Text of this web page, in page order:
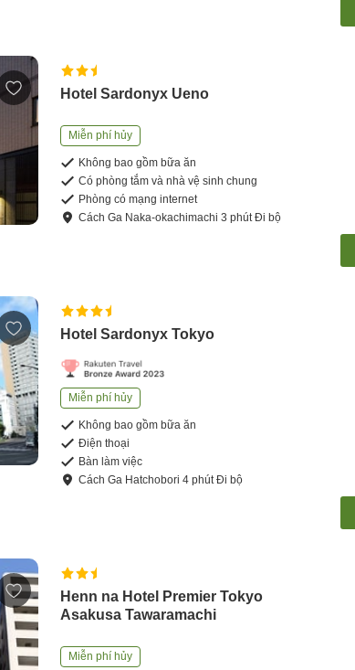
Hotel Sardonyx Ueno
Miễn phí hủy
Không bao gồm bữa ăn
Có phòng tắm và nhà vệ sinh chung
Phòng có mạng internet
CáchGa Naka-okachimachi3 phútĐi bộ
Hotel Sardonyx Tokyo
Miễn phí hủy
Không bao gồm bữa ăn
Điện thoại
Bàn làm việc
CáchGa Hatchobori4 phútĐi bộ
Henn na Hotel Premier Tokyo
Asakusa Tawaramachi
Miễn phí hủy